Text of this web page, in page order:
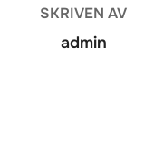
SKRIVEN AV
admin